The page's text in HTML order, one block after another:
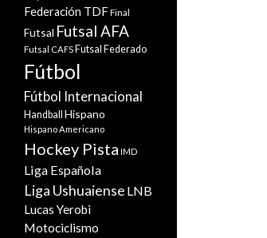
Federación TDF Final
Futsal Futsal AFA
Futsal CAFS Futsal Federado
Fútbol
Fútbol Internacional
Handball Hispano
Hispano Americano
Hockey Pista IMD
Liga Española
Liga Ushuaiense LNB
Lucas Yerobi
Motociclismo